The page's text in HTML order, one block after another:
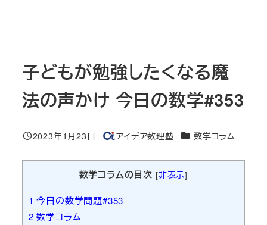
子どもが勉強したくなる魔
法の声かけ 今日の数学#353
投稿日
2023年1月23日
著
アイデア数理塾 カテゴリー
数学コラム
数学コラムの目次 [非表示]
1 今日の数学問題#353
2 数学コラム